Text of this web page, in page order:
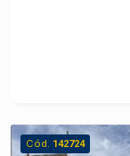
Cód. 142724